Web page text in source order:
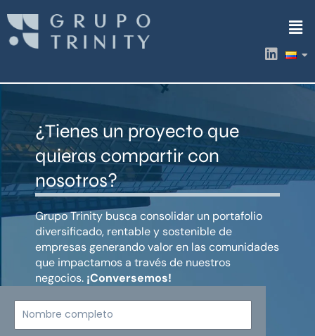
contenido
L
i
k
i
¿Tienes un proyecto que
quieras compartir con
nosotros?
Grupo Trinity busca consolidar un portafolio
diversificado, rentable y sostenible de
empresas generando valor en las comunidades
que impactamos a través de nuestros
negocios. ¡Conversemos!